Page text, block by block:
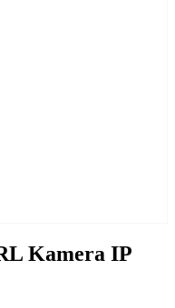
Kamera IP